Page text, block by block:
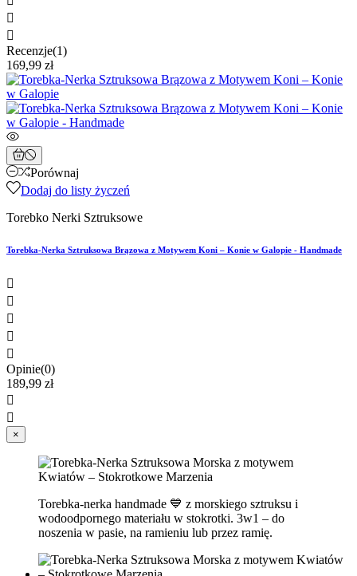


Recenzje(1)
169,99 zł
Porównaj
Dodaj do listy życzeń
Torebko Nerki Sztruksowe
Torebka-Nerka Sztruksowa Brązowa z Motywem Koni – Konie w Galopie - Handmade





Opinie(0)
189,99 zł


×
Torebka-nerka handmade 💙 z morskiego sztruksu i
wodoodpornego materiału w stokrotki. 3w1 – do
noszenia w pasie, na ramieniu lub przez ramię.